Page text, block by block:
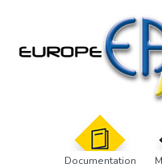
Documentation